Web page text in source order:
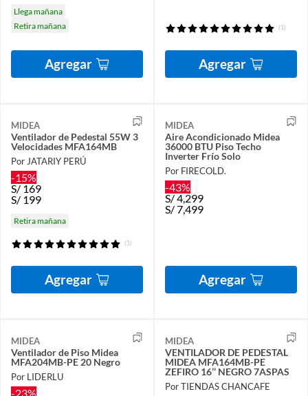
Llega mañana
Retira mañana
Agregar
(1)
Agregar
MIDEA
Ventilador de Pedestal 55W 3
Velocidades MFA164MB
Por JATARIY PERÚ
-15%
S/169
S/ 199
Retira mañana
(1)
Agregar
MIDEA
Aire Acondicionado Midea
36000 BTU Piso Techo
Inverter Frío Solo
Por FIRECOLD.
-43%
S/4,299
S/7,499
Agregar
MIDEA
Ventilador de Piso Midea
MFA204MB-PE 20 Negro
Por LIDERLU
-23%
MIDEA
VENTILADOR DE PEDESTAL
MIDEA MFA164MB-PE
ZEFIRO 16’’ NEGRO 7ASPAS
Por TIENDAS CHANCAFE